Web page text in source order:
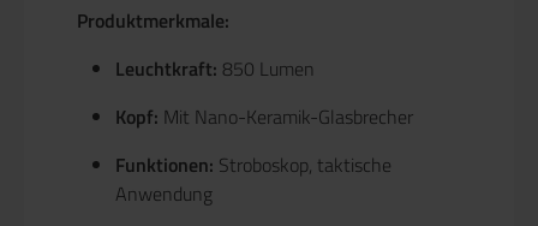
Produktmerkmale:
Leuchtkraft: 850 Lumen
Kopf: Mit Nano-Keramik-Glasbrecher
Funktionen: Stroboskop, taktische
Anwendung